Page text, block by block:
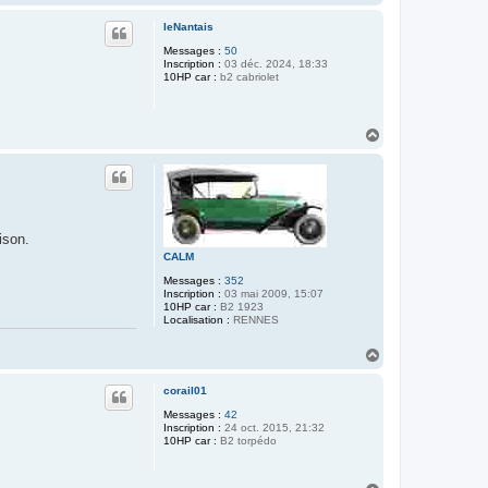
leNantais
Messages : 50
Inscription : 03 déc. 2024, 18:33
10HP car : b2 cabriolet
CALM
Messages : 352
Inscription : 03 mai 2009, 15:07
10HP car : B2 1923
Localisation : RENNES
corail01
Messages : 42
Inscription : 24 oct. 2015, 21:32
10HP car : B2 torpédo